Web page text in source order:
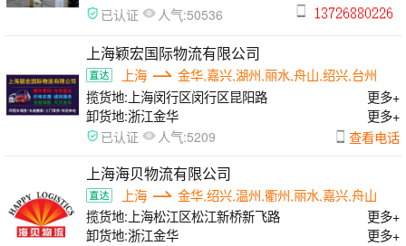
已认证 人气:50536
上海颖宏国际物流有限公司
上海
金华,嘉兴,湖州,丽水,舟山,绍兴,台州
揽货地: 上海闵行区闵行区昆阳路
更多+
卸货地:浙江金华 更多+
已认证 人气:5209 查看电话
上海海贝物流有限公司
上海
金华,绍兴,温州,衢州,丽水,嘉兴,舟山
揽货地: 上海松江区松江新桥新飞路
更多+
卸货地:浙江金华 更多+